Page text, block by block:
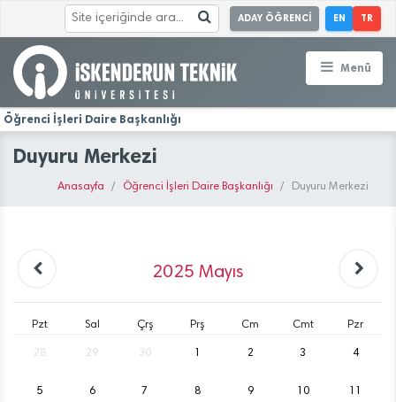
ADAY ÖĞRENCİ EN TR
Menü
Öğrenci İşleri Daire Başkanlığı
Duyuru Merkezi
Anasayfa Öğrenci İşleri Daire Başkanlığı Duyuru Merkezi
2025 Mayıs
Pzt Sal Çrş Prş Cm Cmt Pzr
28 29 30 2 3 4
5 6 7 8 9 10